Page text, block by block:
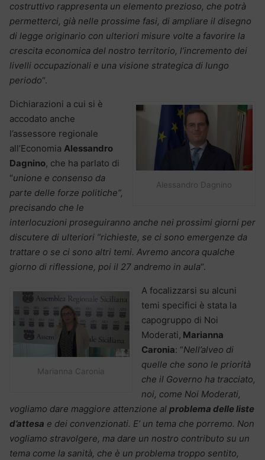
costruttivo rappresenta un elemento prezioso, che potrà
permetterci, già nelle prossime fasi, di ampliare il disegno
di legge originario con ulteriori misure volte a favorire la
crescita economica del nostro territorio, l’incremento dei
livelli occupazionali e una visione strategica di lungo
periodo“.
Alessandro Dagnino
Dichiarazioni a cui si è
accodato anche
l’assessore regionale
all’Economia Alessandro
Dagnino, che ha parlato di
“unione e consenso da
parte delle forze politiche”,
precisando che le
interlocuzioni proseguiranno anche nei prossimi giorni per
discutere di ulteriori “richieste, se ci sono emergenze da
trattare o se ci sono altri temi. Avremo ancora qualche
giorno di riflessione, poi il 27 andremo in aula“.
Marianna Caronia
A focalizzarsi su alcuni
temi specifici è stata la
capogruppo di Noi
Moderati, Marianna
Caronia: “Nell’alveo di
quelle che sono le priorità
che il Governo ha tracciato,
noi, come Noi Moderati,
vogliamo dare maggiore attenzione al problema delle liste
d’attesa e dei convenzionati. E’ un tema che porremo. Non
vogliamo stravolgere, ma dare un nostro contributo su un
tema come la sanità, che è un problema troppo sentito,